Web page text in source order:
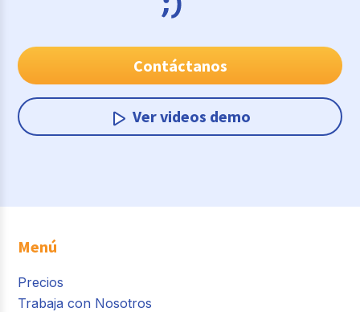
Contáctanos
Ver videos demo
Menú
Precios
Trabaja con Nosotros